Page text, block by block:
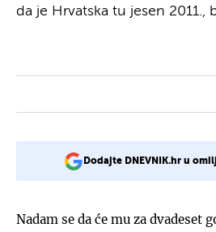
da je Hrvatska tu jesen 2011.,
Dodajte DNEVNIK.hr u
Nadam se da će mu za dvadeset